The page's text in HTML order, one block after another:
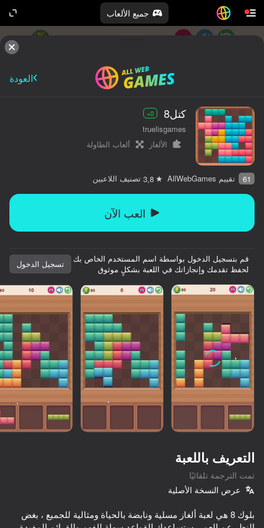
جميع الألعاب
العودة
كتل8 0+
truelisgames
الألغاز
ألعاب الطاولة
61 تقييم AllWebGames 3,8 تصنيف اللاعبين
العب الآن
قم بتسجيل الدخول بواسطة اسم المستخدم الخاص بك
لحفظ تقدمك وإنجازاتك في اللعبة بشكلٍ موثوق
تسجيل الدخول
التعريف باللعبة
تمت الترجمة تلقائيًا
عرض النسخة الأصلية
بلوك 8 هي لعبة ألغاز مسلية ونابضة بالحياة ومثالية للجميع ، بغض